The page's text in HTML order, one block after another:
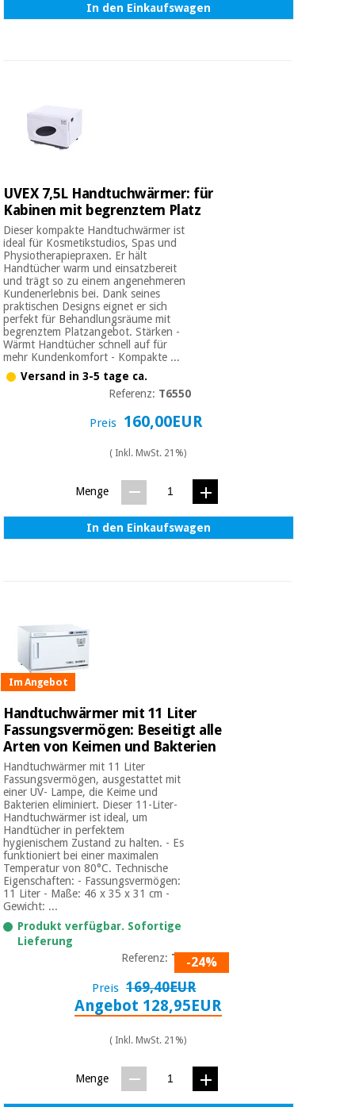
In den Einkaufswagen
UVEX 7,5L Handtuchwärmer: für
Kabinen mit begrenztem Platz
Dieser kompakte Handtuchwärmer ist
ideal für Kosmetikstudios, Spas und
Physiotherapiepraxen. Er hält
Handtücher warm und einsatzbereit
und trägt so zu einem angenehmeren
Kundenerlebnis bei. Dank seines
praktischen Designs eignet er sich
perfekt für Behandlungsräume mit
begrenztem Platzangebot. Stärken -
Wärmt Handtücher schnell auf für
mehr Kundenkomfort - Kompakte ...
Versand in 3-5 tage ca.
Referenz: T6550
Preis 160,00EUR
( Inkl. MwSt. 21%)
Menge
In den Einkaufswagen
Im Angebot
Handtuchwärmer mit 11 Liter
Fassungsvermögen: Beseitigt alle
Arten von Keimen und Bakterien
Handtuchwärmer mit 11 Liter
Fassungsvermögen, ausgestattet mit
einer UV- Lampe, die Keime und
Bakterien eliminiert. Dieser 11-Liter-
Handtuchwärmer ist ideal, um
Handtücher in perfektem
hygienischem Zustand zu halten. - Es
funktioniert bei einer maximalen
Temperatur von 80°C. Technische
Eigenschaften: - Fassungsvermögen:
11 Liter - Maße: 46 x 35 x 31 cm -
Gewicht: ...
Produkt verfügbar. Sofortige
Lieferung
Referenz: T02-24%
Preis 169,40EUR
Angebot 128,95EUR
( Inkl. MwSt. 21%)
Menge